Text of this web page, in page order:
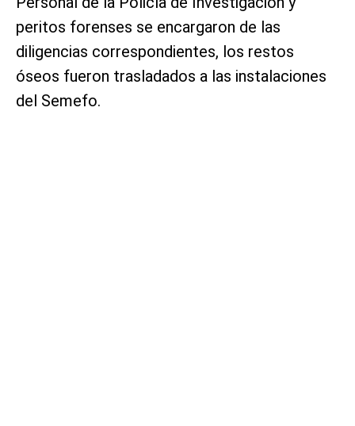
peritos forenses se encargaron de las
diligencias correspondientes, los restos
óseos fueron trasladados a las instalaciones
del Semefo.